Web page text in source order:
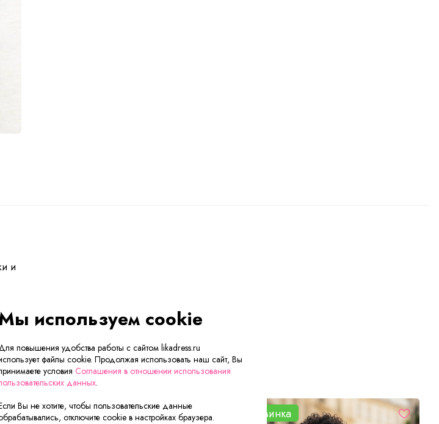
и
сайте смотрят
Осталось мало
Новинка
используем cookie
повышения удобства работы с сайтом likadress.ru
файлы cookie. Продолжая использовать наш сайт, Вы
условия Соглашения в отношении использования
данных.
Вы не хотите, чтобы пользовательские данные
отключите cookie в настройках браузера.